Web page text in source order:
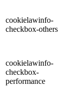
cookielawinfo-
checkbox-others
cookielawinfo-
checkbox-
performance